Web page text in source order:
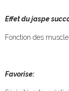
Effet du jaspe
Fonction des
Favorise: